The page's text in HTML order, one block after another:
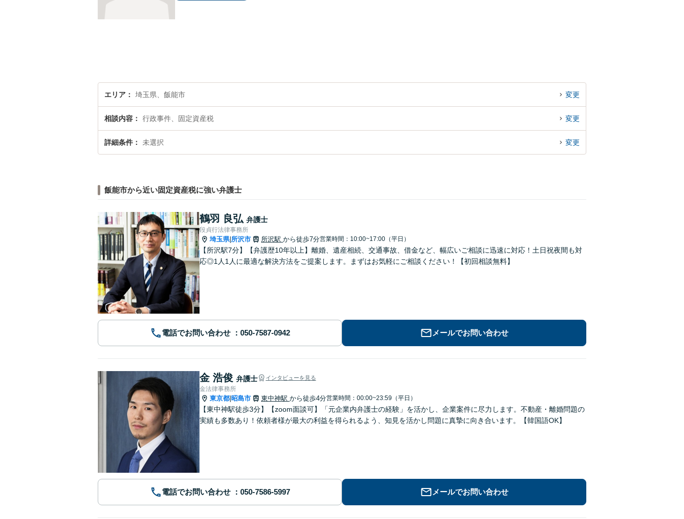
エリア 埼玉県、飯能市 変更
相談内容 行政事件、固定資産税 変更
詳細条件 未選択 変更
飯能市から近い固定資産税に強い弁護士
鶴羽 良弘 弁護士
段貞行法律事務所
埼玉県| 所沢市 所沢駅 から徒歩7分営業時間：10:00~17:00（平日）
【所沢駅7分】【弁護歴10年以上】離婚、遺産相続、交通事故、借金など、幅広いご相談に迅速に対応！土日祝夜間も対
応◎1人1人に最適な解決方法をご提案します。まずはお気軽にご相談ください！【初回相談無料】
電話でお問い合わせ メールでお問い合わせ
金 浩俊 弁護士 インタビューを見る
金法律事務所
東京都 昭島市 東中神駅 から徒歩4分営業時間：00:00~23:59（平日）
【東中神駅徒歩3分】【zoom面談可】「元企業内弁護士の経験」を活かし、企業案件に尽力します。不動産・離婚問題の
実績も多数あり！依頼者様が最大の利益を得られるよう、知見を活かし問題に真摯に向き合います。【韓国語OK】
電話でお問い合わせ メールでお問い合わせ